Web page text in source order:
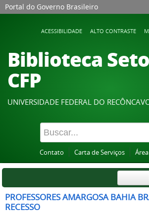
Portal do Governo Brasileiro
ACESSIBILIDADE ALTO CONTRASTE
Biblioteca
CFP
UNIVERSIDADE FEDERAL DO
Contato Carta de Serviços
PROFESSORES AMARGOSA BAHIA
RECESSO